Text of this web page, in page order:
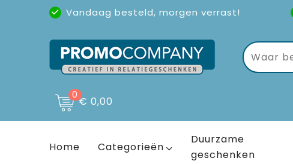
Vandaag besteld, morgen verrast!
Uitstekende reviews(4,6/5)
0€ 0,00
Home Categorieën
Duurzame
geschenken